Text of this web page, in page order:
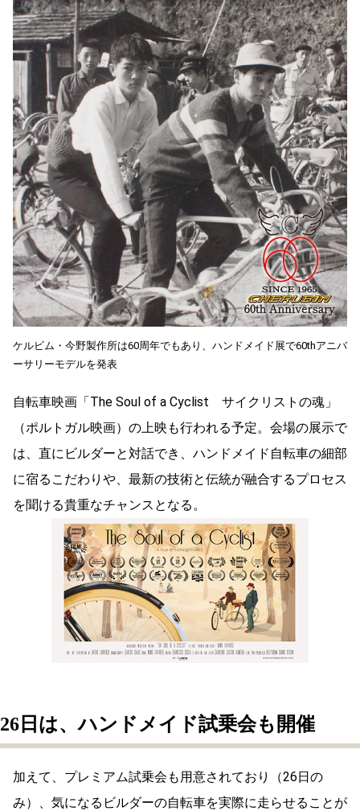
ケルビム・今野製作所は60周年でもあり、ハンドメイド展で60thアニバ
ーサリーモデルを発表
自転車映画「The Soul of a Cyclist サイクリストの魂」
（ポルトガル映画）の上映も行われる予定。会場の展示で
は、直にビルダーと対話でき、ハンドメイド自転車の細部
に宿るこだわりや、最新の技術と伝統が融合するプロセス
を聞ける貴重なチャンスとなる。
26日は、ハンドメイド試乗会も開催
加えて、プレミアム試乗会も用意されており（26日の
み）、気になるビルダーの自転車を実際に走らせることが